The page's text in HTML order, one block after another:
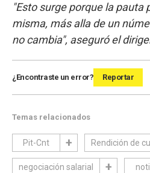
"Esto surge porque la pauta
misma, más alla de un
no cambia", aseguró el
¿Encontraste un error? Reportar
Temas relacionados
Pit-Cnt Rendición de
negociación salarial